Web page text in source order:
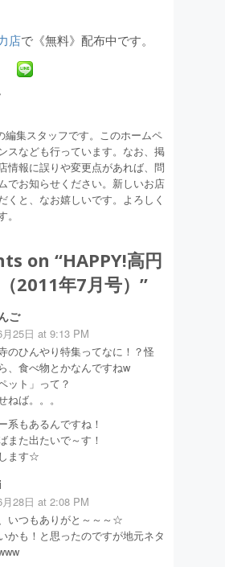
店で《無料》配布中です。
編集スタッフです。このホームペ
スなども行っています。なお、掲
情報に誤りや変更点があれば、問
でお知らせください。新しいお店
くと、なお嬉しいです。よろしく
on “HAPPY!高円
2011年7月号） ”
ご
25日 at 9:13 PM
のひんやり特集ってなに！？怪
、食べ物とかなんですねw
ット」って？
ねば。。。
系もあるんですね！
また出たいで～す！
ます☆
28日 at 2:08 PM
いつもありがと～～～☆
かも！と思ったのですが地元ネタ